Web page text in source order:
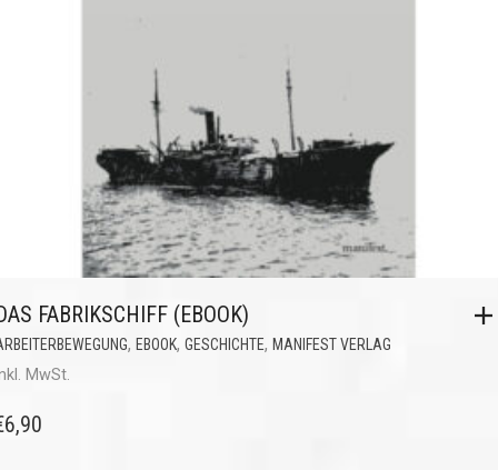
FABRIKSCHIFF (EBOOK)
, EBOOK, GESCHICHTE, MANIFEST VERLAG
MwSt.
6,90